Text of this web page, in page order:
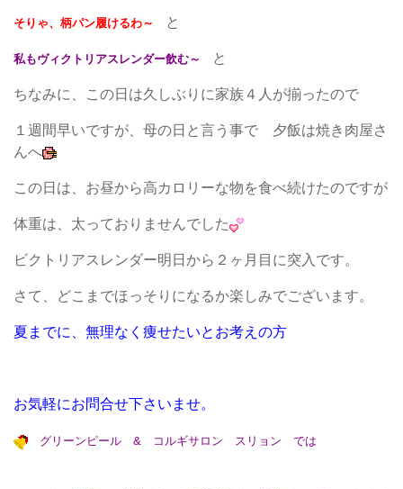
そりゃ、柄パン履けるわ～ と
私もヴィクトリアスレンダー飲む～ と
ちなみに、この日は久しぶりに家族４人が揃ったので
１週間早いですが、母の日と言う事で 夕飯は焼き肉屋さ
んへ
この日は、お昼から高カロリーな物を食べ続けたのですが
体重は、太っておりませんでした
ビクトリアスレンダー明日から２ヶ月目に突入です。
さて、どこまでほっそりになるか楽しみでございます。
夏までに、無理なく痩せたいとお考えの方
お気軽にお問合せ下さいませ。
グリーンピール & コルギサロン スリョン では